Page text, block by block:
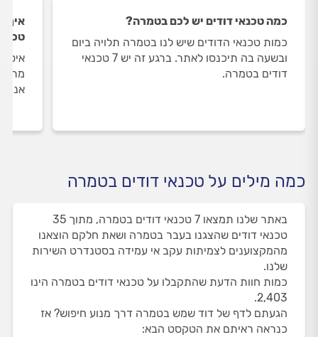
כמה טכנאי דודים יש לכם בטמרה?
כמות טכנאי הדודים שיש לנו בטמרה תלויה ביום
ובשעה בה תיכנסו לאתר. ברגע זה יש 7 טכנאי
דודים בטמרה.
איך
אנו
כמה מילים על טכנאי דודים בטמרה
באתר שלנו תמצאו 7 טכנאי דודים בטמרה, מתוך 35
טכנאי דודים שהצגנו בעבר בטמרה ושאת חלקם הוצאנו
מהמקצוענים לצמיתות עקב אי עמידה בסטנדרט השירות
שלנו.
כמות חוות הדעת שהתקבלו על טכנאי דודים בטמרה הינו
2,403.
הגעתם לדף של דוד שמש בטמרה דרך מנוע חיפוש? אז
כנראה ראיתם את הטקסט הבא: